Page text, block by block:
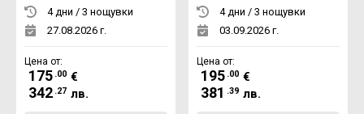
4 дни / 3 нощувки
27.08.2026 г.
Цена от:
175 .00 €
342 .27 лв.
4 дни / 3 нощувки
03.09.2026 г.
Цена от:
195 .00 €
381 .39 лв.